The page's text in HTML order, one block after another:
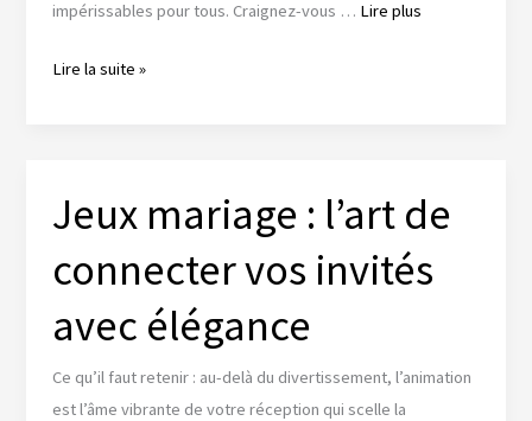
impérissables pour tous. Craignez-vous … Lire plus
Animation
secrets
d’une
ambiance
inoubliable
Lire la suite »
Jeux mariage : l’art de
connecter vos invités
avec élégance
Ce qu’il faut retenir : au-delà du divertissement, l’animation
est l’âme vibrante de votre réception qui scelle la